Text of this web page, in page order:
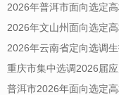
2026年普洱市面向选定
2026年文山州面向选定
2026年云南省定向选调
重庆市集中选调2026届
普洱市2026年面向选定